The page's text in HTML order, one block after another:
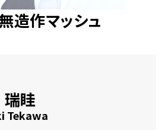
造作マッシュ
瑞眭
Tekawa